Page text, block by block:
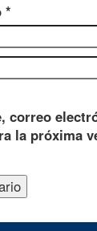
*
correo
la próxima